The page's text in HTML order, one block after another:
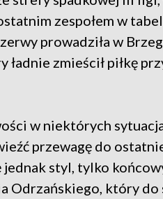
zespołem w
prowadziła w
zmieścił piłkę
w niektórych
przewagę do
jednak styl, tylko
Odrzańskiego, który do